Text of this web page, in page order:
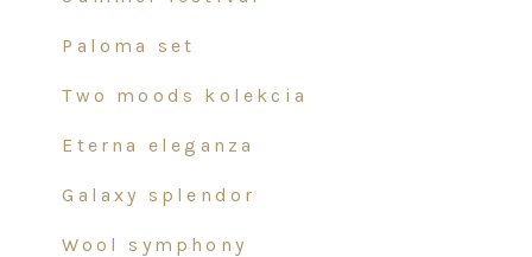
product
paloma set
two moods kolekcia
eterna eleganza
galaxy splendor
wool symphony